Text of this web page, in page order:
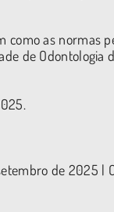
como as normas
de Odontologia
de 2025 |